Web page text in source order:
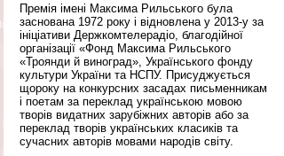
Премія імені Максима Рильського була
заснована 1972 року і відновлена у 2013-у за
ініціативи Держкомтелерадіо, благодійної
організації «Фонд Максима Рильського
«Троянди й виноград», Українського фонду
культури України та НСПУ. Присуджується
щороку на конкурсних засадах письменникам
і поетам за переклад українською мовою
творів видатних зарубіжних авторів або за
переклад творів українських класиків та
сучасних авторів мовами народів світу.